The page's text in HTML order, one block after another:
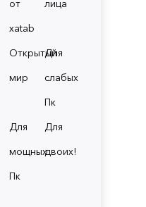
от
xatab
лица
Открытый
мир
Для
слабых
Пк
Для
мощных
Пк
Для
двоих!